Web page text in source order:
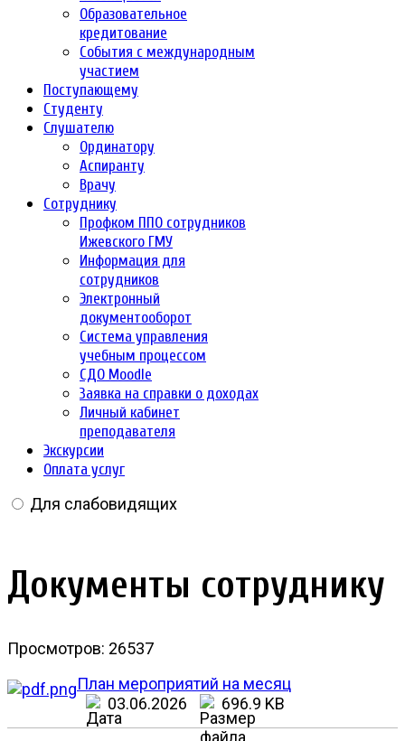
Образовательное
кредитование
События с международным
участием
Поступающему
Студенту
Слушателю
Ординатору
Аспиранту
Врачу
Сотруднику
Профком ППО сотрудников
Ижевского ГМУ
Информация для
сотрудников
Электронный
документооборот
Система управления
учебным процессом
СДО Moodle
Заявка на справки о доходах
Личный кабинет
преподавателя
Экскурсии
Оплата услуг
Для слабовидящих
Документы сотруднику
Просмотров: 26537
План мероприятий на месяц
03.06.2026
696.9 KB